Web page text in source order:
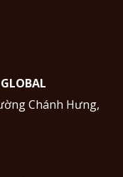
Chánh Hưng,